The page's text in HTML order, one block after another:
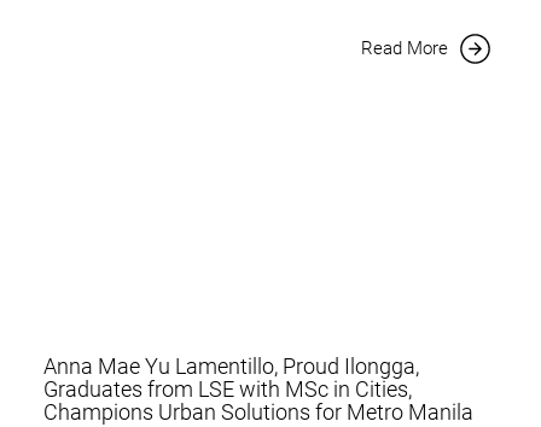
Read More
Anna Mae Yu Lamentillo, Proud Ilongga,
Graduates from LSE with MSc in Cities,
Champions Urban Solutions for Metro Manila